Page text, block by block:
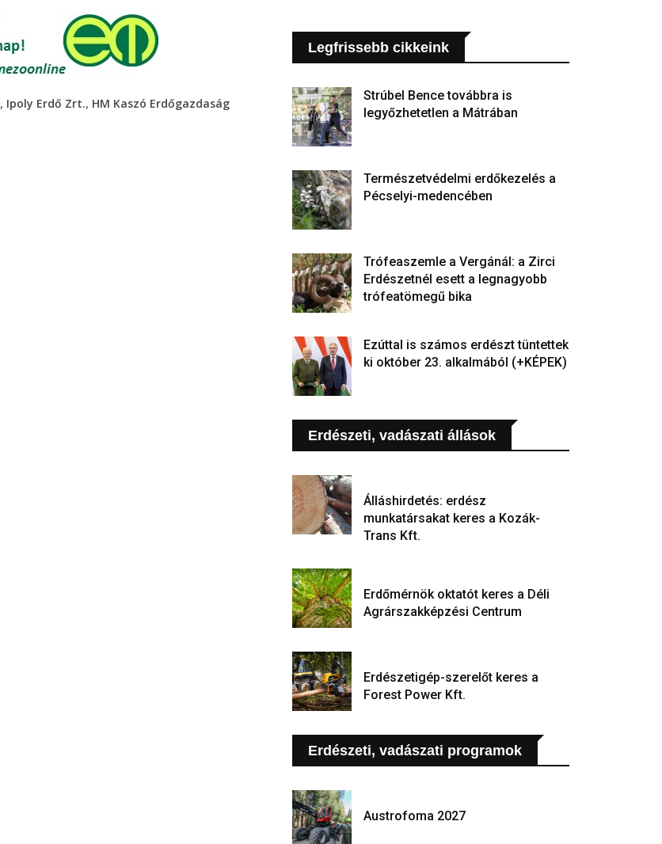
, Ipoly Erdő Zrt., HM Kaszó Erdőgazdaság
Legfrissebb cikkeink
Strúbel Bence továbbra is
legyőzhetetlen a Mátrában
Természetvédelmi erdőkezelés a
Pécselyi-medencében
Trófeaszemle a Vergánál: a Zirci
Erdészetnél esett a legnagyobb
trófeatömegű bika
Ezúttal is számos erdészt tüntettek
ki október 23. alkalmából (+KÉPEK)
Erdészeti, vadászati állások
Álláshirdetés: erdész
munkatársakat keres a Kozák-
Trans Kft.
Erdőmérnök oktatót keres a Déli
Agrárszakképzési Centrum
Erdészetigép-szerelőt keres a
Forest Power Kft.
Erdészeti, vadászati programok
Austrofoma 2027